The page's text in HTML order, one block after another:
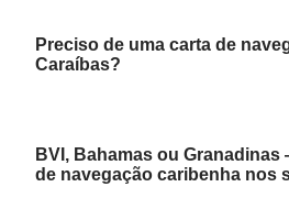
Preciso de uma carta de
Caraíbas?
BVI, Bahamas ou
de navegação caribenha nos